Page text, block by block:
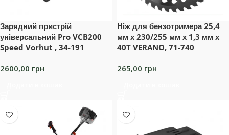
Зарядний пристрій
універсальний Pro VCB200
Speed Vorhut , 34-191
2600,00 грн
Ніж для бензотримера 25,4
мм х 230/255 мм х 1,3 мм х
40T VERANO, 71-740
265,00 грн